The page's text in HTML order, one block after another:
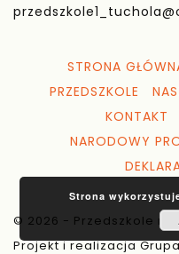
STRONA
PRZEDSZKOLE
KONTAKT
NARODOWY
© 2026 - Przedszkole nr 1
Projekt i realizacja
Strona